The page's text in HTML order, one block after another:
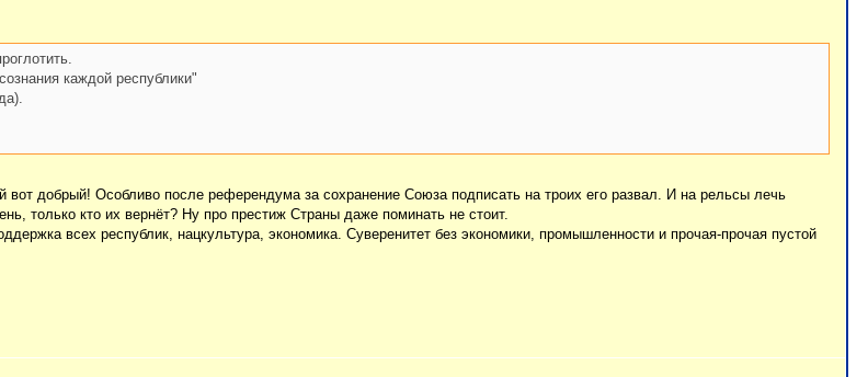
каждой республики"
вот добрый! Особливо после референдума за сохранение Союза подписать на троих его развал. И на рельсы лечь
только кто их вернёт? Ну про престиж Страны даже поминать не стоит.
всех республик, нацкультура, экономика. Суверенитет без экономики, промышленности и прочая-прочая пустой